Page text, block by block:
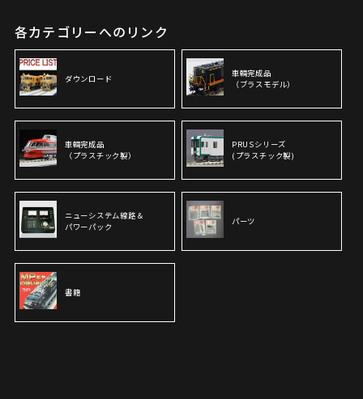
各カテゴリーへのリンク
ダウンロード
車輌完成品
（ブラスモデル）
車輌完成品
（プラスチック製）
PRUSシリーズ
(プラスチック製)
ニューシステム線路＆
パワーパック
パーツ
書籍